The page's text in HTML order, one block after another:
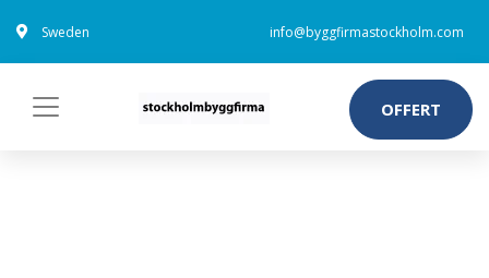
Sweden info@byggfirmastockholm.com
OFFERT